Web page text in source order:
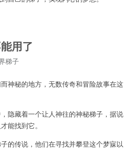
用了
梯子
秘的地方，无数传奇和冒险故事在这
藏着一个让人神往的神秘梯子，据说
能找到它。
传说，他们在寻找并攀登这个梦寐以